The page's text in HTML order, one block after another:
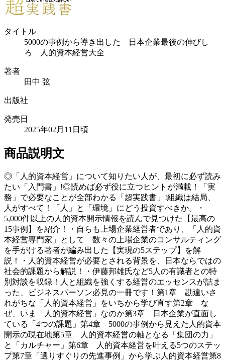
タイトル
5000の事例から導き出した 日本企業最後の伸びし
ろ 人的資本経営大全
著者
田中 弦
出版社
発売日
2025年02月11日頃
商品説明文
◎「人的資本経営」について知りたい人が、最初に必ず読み
たい「入門書」!◎読めば必ず役に立つヒントが満載！「実
務」で必要なことが全部わかる「超実践書」!組織は結局、
人がすべて！「人」と「環境」にどう投資すべきか。・
5,000件以上の人的資本開示情報を読んで見つけた【最高の
15事例】を紹介！・自らも上場企業経営者であり、「人的資
本経営専門家」として 数々の上場企業のコンサルティング
を手がける著者が編み出した【実現の5ステップ】を解
説！・人的資本経営が必要とされる背景を、日本ならではの
社会的課題から解説！・伊藤邦雄氏など5人の有識者との特
別対談を収録！人と組織を強くする経営のエッセンスが詰ま
った、ビジネスパーソン必見の一冊です！第1章 勘違いさ
れがちな「人的資本経営」をいちから学び直す第2章 な
ぜ、いま「人的資本経営」なのか第3章 日本企業が直面し
ている「4つの課題」第4章 5000の事例から見えた人的資本
開示の現在地第5章 人的資本経営の軸となる「集団の力」
と「カルチャー」第6章 人的資本経営を叶える5つのステッ
プ第7章「選りすぐりの先進事例」から学ぶ人的資本経営第8